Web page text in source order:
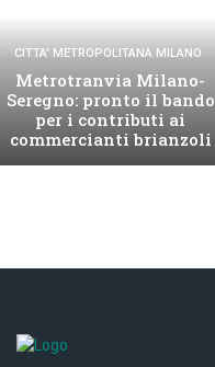
CITTA' METROPOLITANA MILANO
Metrotranvia Milano-
Seregno: pronto il bando
per i contributi ai
commercianti brianzoli